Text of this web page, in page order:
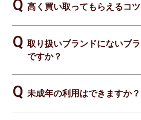
高く買い取ってもらえるコ
取り扱いブランドにないブ
ですか？
未成年の利用はできますか？